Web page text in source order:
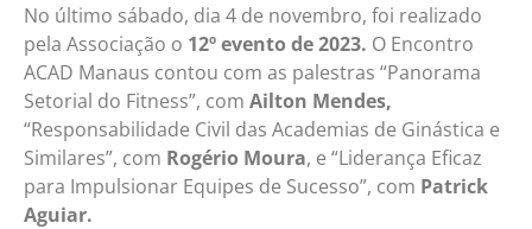
No último sábado, dia 4 de novembro, foi realizado
pela Associação o 12º evento de 2023. O Encontro
ACAD Manaus contou com as palestras “Panorama
Setorial do Fitness”, com Ailton Mendes,
“Responsabilidade Civil das Academias de Ginástica e
Similares”, com Rogério Moura, e “Liderança Eficaz
para Impulsionar Equipes de Sucesso”, com Patrick
Aguiar.